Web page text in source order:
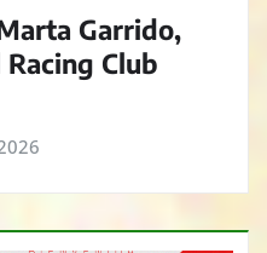
Garrido,
Club